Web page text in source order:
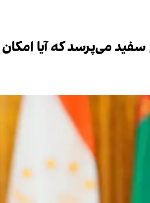
می‌پرسد که آیا امکان